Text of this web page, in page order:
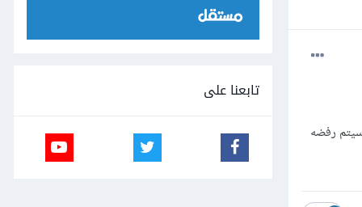
سيتم رفضه
تابعنا على